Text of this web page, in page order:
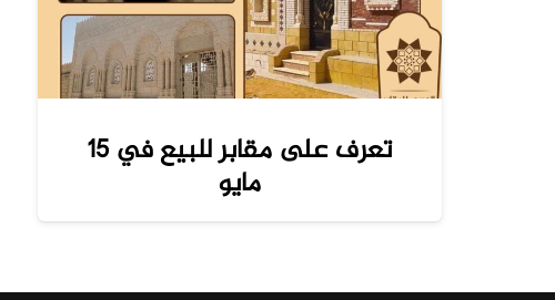
تعرف على مقابر للبيع في 15
مايو